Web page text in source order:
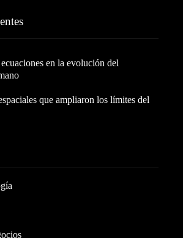
en la evolución del
que ampliaron los límites del